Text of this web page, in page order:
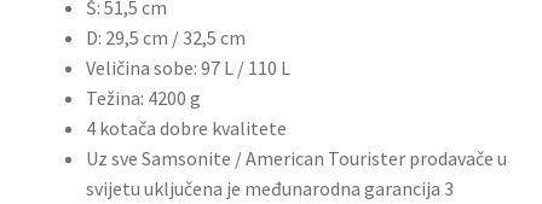
Š: 51,5 cm
D: 29,5 cm / 32,5 cm
Veličina sobe: 97 L / 110 L
Težina: 4200 g
4 kotača dobre kvalitete
Uz sve Samsonite / American Tourister prodavače u
svijetu uključena je međunarodna garancija 3